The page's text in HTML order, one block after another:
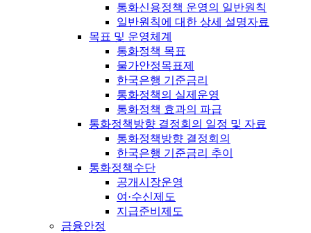
통화신용정책 운영의 일반원칙
일반원칙에 대한 상세 설명자료
목표 및 운영체계
통화정책 목표
물가안정목표제
한국은행 기준금리
통화정책의 실제운영
통화정책 효과의 파급
통화정책방향 결정회의 일정 및 자료
통화정책방향 결정회의
한국은행 기준금리 추이
통화정책수단
공개시장운영
여·수신제도
지급준비제도
금융안정